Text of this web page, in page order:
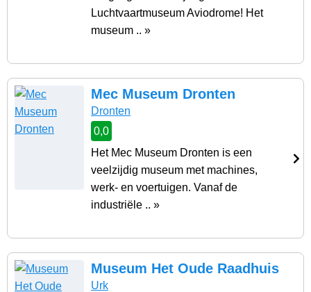
Luchtvaartmuseum Aviodrome! Het
museum .. »
Mec Museum Dronten
Dronten
0,0
Het Mec Museum Dronten is een
veelzijdig museum met machines,
werk- en voertuigen. Vanaf de
industriële .. »
Museum Het Oude Raadhuis
Urk